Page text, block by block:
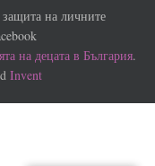
на личните
на децата в България.
Invent